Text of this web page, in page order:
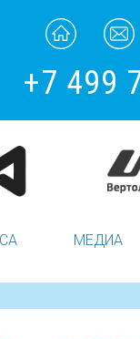
+7 499
МЕДИА